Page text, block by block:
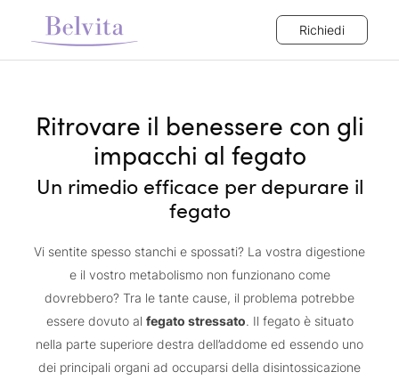
Richiedi
Ritrovare il benessere con gli
impacchi al fegato
Un rimedio efficace per depurare il
fegato
Vi sentite spesso stanchi e spossati? La vostra digestione
e il vostro metabolismo non funzionano come
dovrebbero? Tra le tante cause, il problema potrebbe
essere dovuto al fegato stressato. Il fegato è situato
nella parte superiore destra dell’addome ed essendo uno
dei principali organi ad occuparsi della disintossicazione